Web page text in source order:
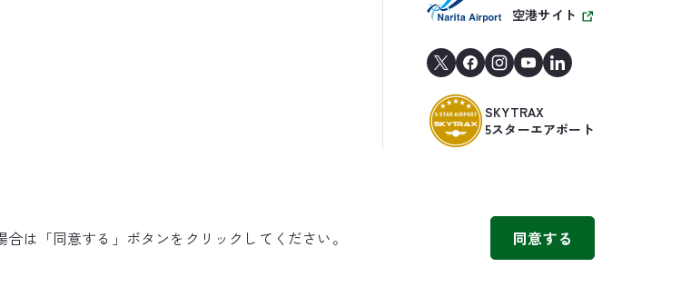
空港サイト
SKYTRAX
5スターエアポート
INTERNATIONAL AIRPORT CORPORATION
は「同意する」ボタンをクリックしてください。
同意する